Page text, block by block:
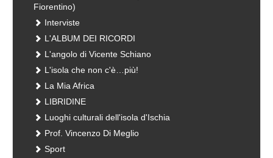
Fiorentino)
Interviste
L'ALBUM DEI RICORDI
L'angolo di Vicente Schiano
L'isola che non c'è…più!
La Mia Africa
LIBRIDINE
Luoghi culturali dell'isola d'Ischia
Prof. Vincenzo Di Meglio
Sport